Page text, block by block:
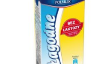
ŻYCZEŃ